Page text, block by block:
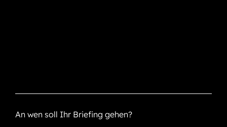
An wen soll Ihr Briefing gehen?